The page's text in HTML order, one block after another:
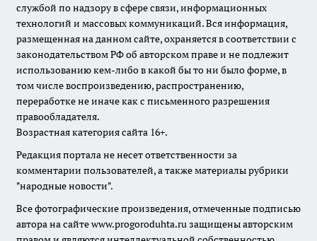
службой по надзору в сфере связи, информационных
технологий и массовых коммуникаций. Вся информация,
размещенная на данном сайте, охраняется в соответствии с
законодательством РФ об авторском праве и не подлежит
использованию кем-либо в какой бы то ни было форме, в
том числе воспроизведению, распространению,
переработке не иначе как с письменного разрешения
правообладателя.
Возрастная категория сайта 16+.
Редакция портала не несет ответственности за
комментарии пользователей, а также материалы рубрики
"народные новости".
Все фотографические произведения, отмеченные подписью
автора на сайте www.progoroduhta.ru защищены авторским